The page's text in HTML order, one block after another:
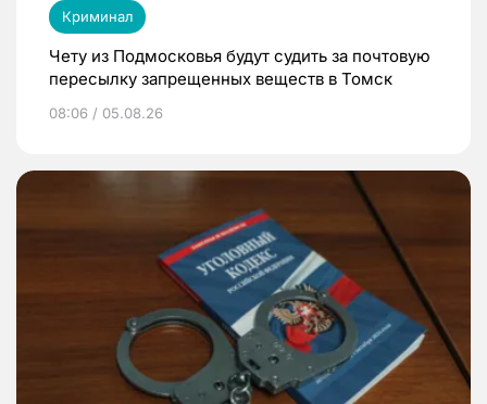
Криминал
Чету из Подмосковья будут судить за почтовую
пересылку запрещенных веществ в Томск
08:06 / 05.08.26